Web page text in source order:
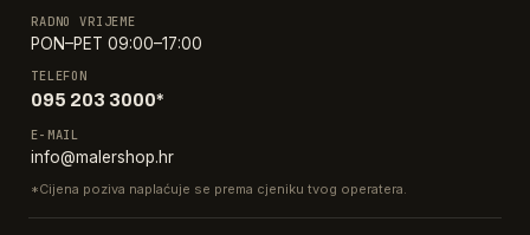
RADNO VRIJEME
PON–PET 09:00–17:00
TELEFON
095 203 3000*
E-MAIL
info@malershop.hr
*Cijena poziva naplaćuje se prema cjeniku tvog operatera.